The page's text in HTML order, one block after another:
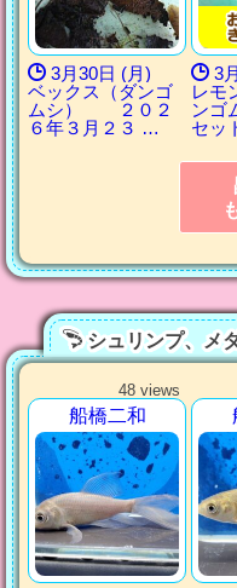
3月30日 (月)
ベックス（ダンゴ
ムシ） ２０２
６年３月２３ …
3
レモ
ンゴ
セ
シュリンプ、メ
48 views
船橋二和